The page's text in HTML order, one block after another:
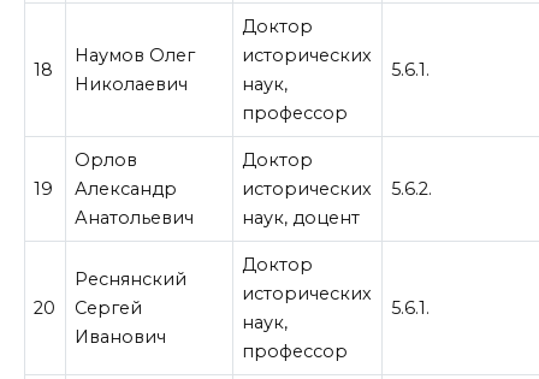
18
Наумов Олег
Николаевич
Доктор
исторических
наук,
профессор
5.6.1.
19
Орлов
Александр
Анатольевич
Доктор
исторических
наук, доцент
5.6.2.
20
Реснянский
Сергей
Иванович
Доктор
исторических
наук,
профессор
5.6.1.